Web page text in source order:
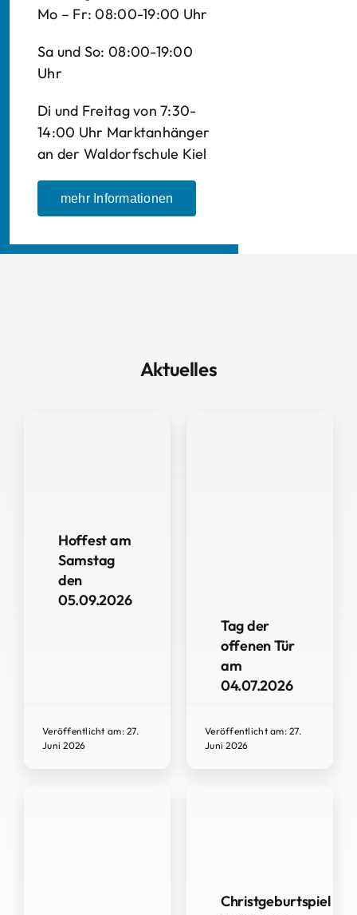
Mo – Fr: 08:00-19:00 Uhr
Sa und So: 08:00-19:00
Uhr
Di und Freitag von 7:30-
14:00 Uhr Marktanhänger
an der Waldorfschule Kiel
mehr Informationen
Aktuelles
Hoffest am
Samstag
den
05.09.2026
Veröffentlicht am: 27.
Juni 2026
Tag der
offenen Tür
am
04.07.2026
Veröffentlicht am: 27.
Juni 2026
Christgeburtspiel